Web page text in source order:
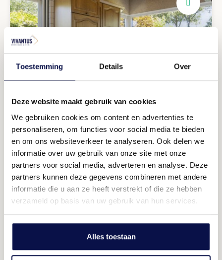
Toestemming Details Over
Deze website maakt gebruik van cookies
We gebruiken cookies om content en advertenties te
personaliseren, om functies voor social media te bieden
en om ons websiteverkeer te analyseren. Ook delen we
informatie over uw gebruik van onze site met onze
partners voor social media, adverteren en analyse. Deze
partners kunnen deze gegevens combineren met andere
informatie die u aan ze heeft verstrekt of die ze hebben
verzameld op basis van uw gebruik van hun services.
Alles toestaan
Praktische keuken
Talloze opties
Drie slaapkamers